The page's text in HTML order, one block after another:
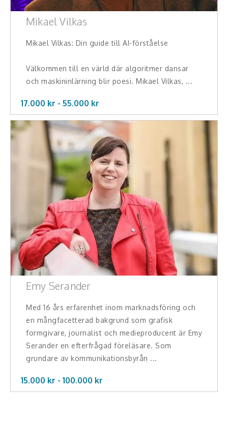
Kända personer
Företagsledare
Författare
Skådespelare
Alla talare
Mikael Vilkas
Mikael Vilkas: Din guide till AI-förståelse
Välkommen till en värld där algoritmer dansar
och maskininlärning blir poesi. Mikael Vilkas, ...
17.000 kr - 55.000 kr
Emy Serander
Med 16 års erfarenhet inom marknadsföring och
en mångfacetterad bakgrund som grafisk
formgivare, journalist och medieproducent är Emy
Serander en efterfrågad föreläsare. Som
grundare av kommunikationsbyrån ...
15.000 kr - 100.000 kr